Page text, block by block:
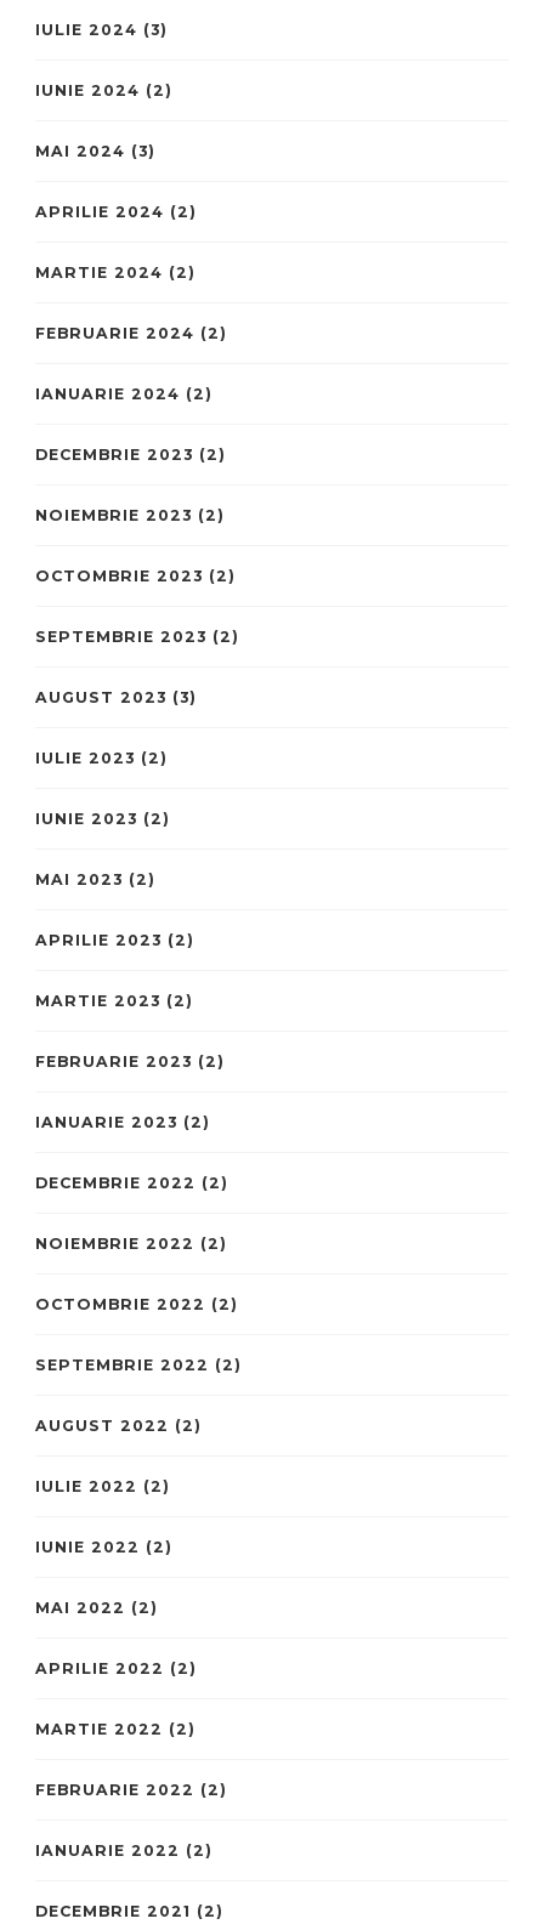
IULIE 2024 (3)
IUNIE 2024 (2)
MAI 2024 (3)
APRILIE 2024 (2)
MARTIE 2024 (2)
FEBRUARIE 2024 (2)
IANUARIE 2024 (2)
DECEMBRIE 2023 (2)
NOIEMBRIE 2023 (2)
OCTOMBRIE 2023 (2)
SEPTEMBRIE 2023 (2)
AUGUST 2023 (3)
IULIE 2023 (2)
IUNIE 2023 (2)
MAI 2023 (2)
APRILIE 2023 (2)
MARTIE 2023 (2)
FEBRUARIE 2023 (2)
IANUARIE 2023 (2)
DECEMBRIE 2022 (2)
NOIEMBRIE 2022 (2)
OCTOMBRIE 2022 (2)
SEPTEMBRIE 2022 (2)
AUGUST 2022 (2)
IULIE 2022 (2)
IUNIE 2022 (2)
MAI 2022 (2)
APRILIE 2022 (2)
MARTIE 2022 (2)
FEBRUARIE 2022 (2)
IANUARIE 2022 (2)
DECEMBRIE 2021 (2)